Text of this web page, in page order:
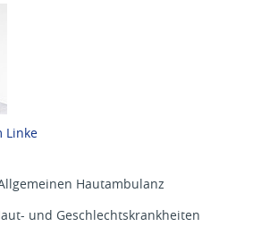
Linke
Hautambulanz
und Geschlechtskrankheiten